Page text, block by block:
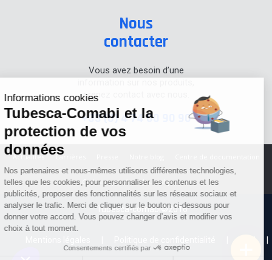
Nous
contacter
Vous avez besoin d’une
prenez contact avec nous.
+33 (0) 4 74 00 90 90
Actualités Carrières
Cadeaux privés Journal promo
Tubesca-comabi©2016
Informations cookies
Tubesca-Comabi et la
protection de vos
données
Nos partenaires et nous-mêmes utilisons différentes technologies,
telles que les cookies, pour personnaliser les contenus et les
publicités, proposer des fonctionnalités sur les réseaux sociaux et
analyser le trafic. Merci de cliquer sur le bouton ci-dessous pour
donner votre accord. Vous pouvez changer d’avis et modifier vos
choix à tout moment.
Consentements certifiés par